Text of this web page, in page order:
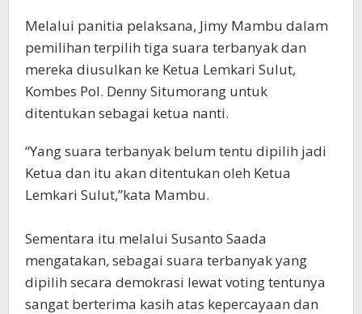
Melalui panitia pelaksana, Jimy Mambu dalam
pemilihan terpilih tiga suara terbanyak dan
mereka diusulkan ke Ketua Lemkari Sulut,
Kombes Pol. Denny Situmorang untuk
ditentukan sebagai ketua nanti.
“Yang suara terbanyak belum tentu dipilih jadi
Ketua dan itu akan ditentukan oleh Ketua
Lemkari Sulut,”kata Mambu.
Sementara itu melalui Susanto Saada
mengatakan, sebagai suara terbanyak yang
dipilih secara demokrasi lewat voting tentunya
sangat berterima kasih atas kepercayaan dan